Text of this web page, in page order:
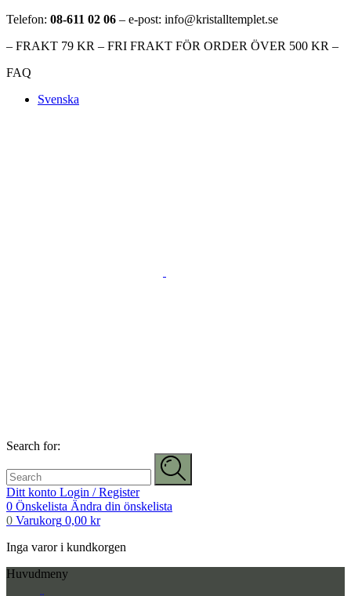
Telefon: 08-611 02 06 – e-post: info@kristalltemplet.se
– FRAKT 79 KR – FRI FRAKT FÖR ORDER ÖVER 500 KR –
FAQ
Svenska
Search for:
Ditt konto Login / Register
0 Önskelista Ändra din önskelista
0 Varukorg 0,00 kr
Inga varor i kundkorgen
Huvudmeny